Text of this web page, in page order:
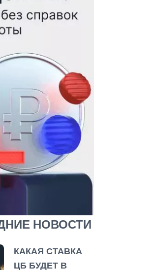
НОВОСТИ
КАКАЯ СТАВКА
ЦБ БУДЕТ В